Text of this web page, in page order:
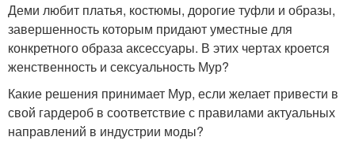
Деми любит платья, костюмы, дорогие туфли и образы,
завершенность которым придают уместные для
конкретного образа аксессуары. В этих чертах кроется
женственность и сексуальность Мур?
Какие решения принимает Мур, если желает привести в
свой гардероб в соответствие с правилами актуальных
направлений в индустрии моды?